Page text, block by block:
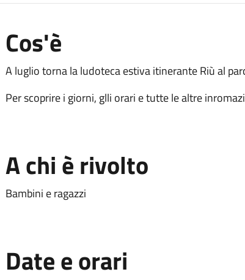
Cos'è
A luglio torna la ludoteca estiva itinerante Riù al
Per scoprire i giorni, glli orari e tutte le altre
A chi è rivolto
Bambini e ragazzi
Date e orari